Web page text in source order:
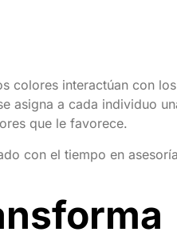
colores interactúan con los
asigna a cada individuo
que le favorece.
con el tiempo en asesoría